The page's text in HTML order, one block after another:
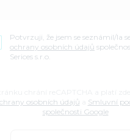
Potvrzuji, že jsem se seznámil/la
ochrany osobních údajů
Serices s.r.o.
osobních údajů
Smluvní
společnosti Google